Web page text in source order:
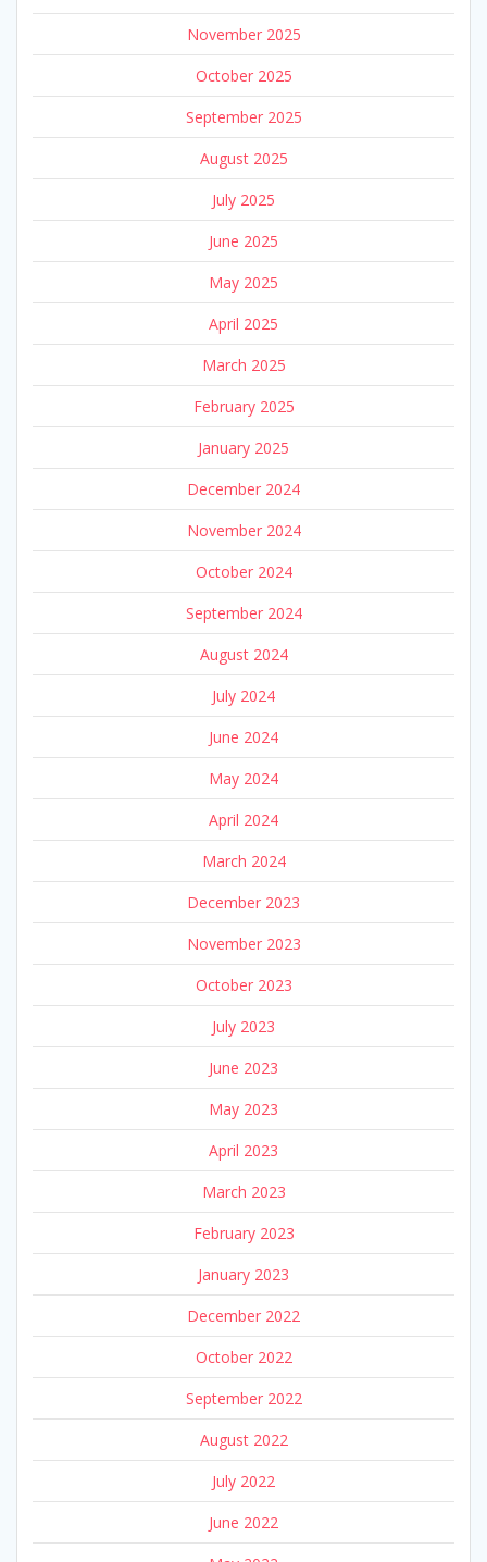
November 2025
October 2025
September 2025
August 2025
July 2025
June 2025
May 2025
April 2025
March 2025
February 2025
January 2025
December 2024
November 2024
October 2024
September 2024
August 2024
July 2024
June 2024
May 2024
April 2024
March 2024
December 2023
November 2023
October 2023
July 2023
June 2023
May 2023
April 2023
March 2023
February 2023
January 2023
December 2022
October 2022
September 2022
August 2022
July 2022
June 2022